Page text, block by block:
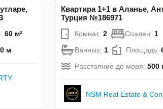
60 м²
м
Квартира 1+1 в Аланье,
Турция №186971
Комнат: 2 Спален: 1
Ванных: 1 Площадь:
Расстояние до моря: 500
NSM Real Estate &